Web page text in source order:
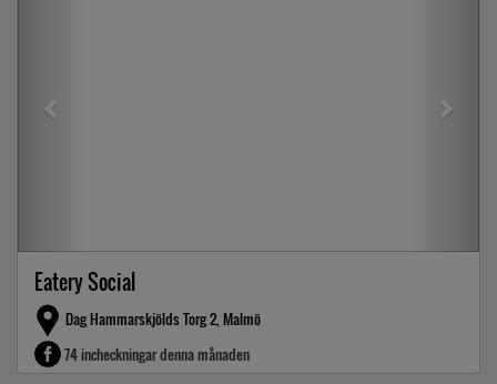
Eatery Social
Dag Hammarskjölds Torg 2, Malmö
74 incheckningar denna månaden